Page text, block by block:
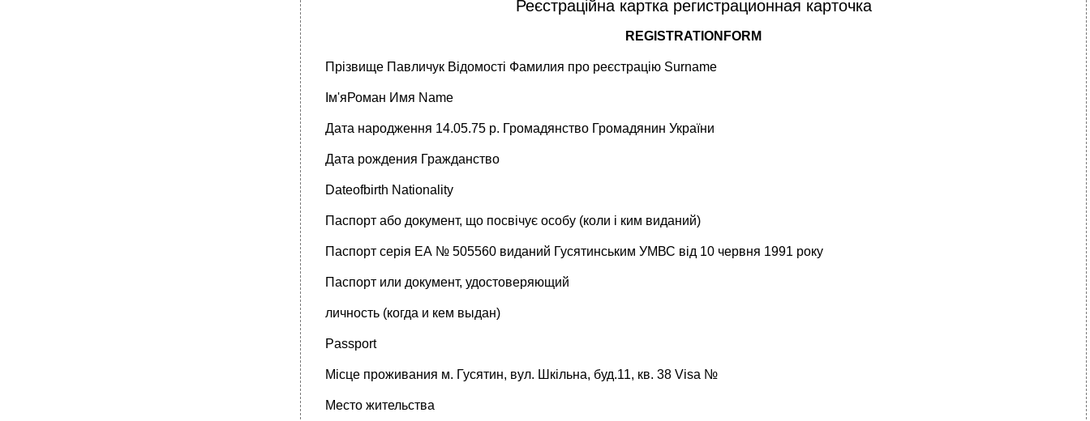
Реєстраційна картка регистрационная карточка
REGISTRATIONFORM
Прізвище Павличук Відомості Фамилия про реєстрацію Surname
Ім'яРоман Имя Name
Дата народження 14.05.75 р. Громадянство Громадянин України
Дата рождения Гражданство
Dateofbirth Nationality
Паспорт або документ, що посвічує особу (коли і ким виданий)
Паспорт серія ЕА № 505560 виданий Гусятинським УМВС від 10 червня 1991 року
Паспорт или документ, удостоверяющий
личность (когда и кем выдан)
Passport
Місце проживания м. Гусятин, вул. Шкільна, буд.11, кв. 38 Visa №
Место жительства